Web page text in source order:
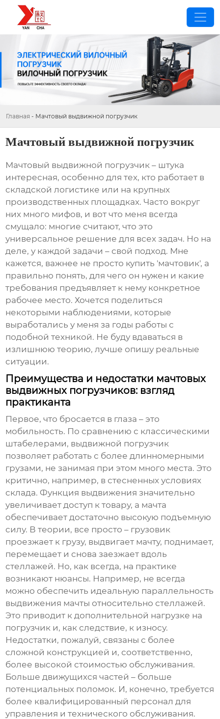
Главная - Мачтовый выдвижной погрузчик
Мачтовый выдвижной погрузчик
Мачтовый выдвижной погрузчик – штука
интересная, особенно для тех, кто работает в
складской логистике или на крупных
производственных площадках. Часто вокруг
них много мифов, и вот что меня всегда
смущало: многие считают, что это
универсальное решение для всех задач. Но на
деле, у каждой задачи – свой подход. Мне
кажется, важнее не просто купить 'мачтовик', а
правильно понять, для чего он нужен и какие
требования предъявляет к нему конкретное
рабочее место. Хочется поделиться
некоторыми наблюдениями, которые
выработались у меня за годы работы с
подобной техникой. Не буду вдаваться в
излишнюю теорию, лучше опишу реальные
ситуации.
Преимущества и недостатки мачтовых
выдвижных погрузчиков: взгляд
практиканта
Первое, что бросается в глаза – это
мобильность. По сравнению с классическими
штабелерами, выдвижной погрузчик
позволяет работать с более длинномерными
грузами, не занимая при этом много места. Это
критично, например, в стесненных условиях
склада. Функция выдвижения значительно
увеличивает доступ к товару, а мачта
обеспечивает достаточно высокую подъемную
силу. В теории, все просто – грузовик
проезжает к грузу, выдвигает мачту, поднимает,
перемещает и снова заезжает вдоль
стеллажей. Но, как всегда, на практике
возникают нюансы. Например, не всегда
можно обеспечить идеальную параллельность
выдвижения мачты относительно стеллажей.
Это приводит к дополнительной нагрузке на
погрузчик и, как следствие, к износу.
Недостатки, пожалуй, связаны с более
сложной конструкцией и, соответственно,
более высокой стоимостью обслуживания.
Больше движущихся частей – больше
потенциальных поломок. И, конечно, требуется
более квалифицированный персонал для
управления и технического обслуживания.